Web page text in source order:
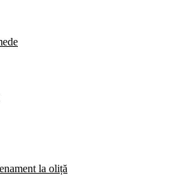
la oliță